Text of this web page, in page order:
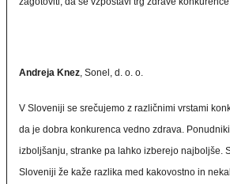
Andreja Knez, Sonel, d. o. o.
V Sloveniji se srečujemo z različnimi vrstami
da je dobra konkurenca vedno zdrava.
izboljšanju, stranke pa lahko izberejo najboljše.
Sloveniji že kaže razlika med kakovostno in